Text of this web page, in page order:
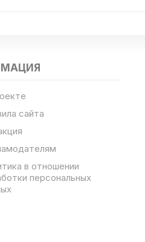
сайта
в отношении
персональных